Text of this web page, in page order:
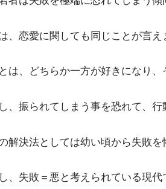
、恋愛に関しても同じことが言え
は、どちらか一方が好きになり
、振られてしまう事を恐れて、
解決法としては幼い頃から失敗を
、失敗＝悪と考えられている現代